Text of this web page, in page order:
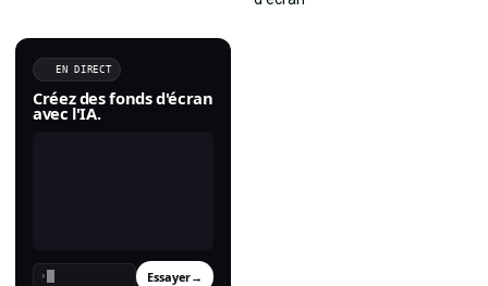
EN DIRECT
Créez des fonds d'écran
avec l'IA.
› Essayer→